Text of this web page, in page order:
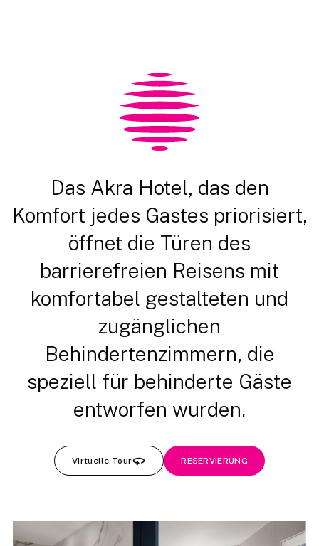
Das Akra Hotel, das den
Komfort jedes Gastes priorisiert,
öffnet die Türen des
barrierefreien Reisens mit
komfortabel gestalteten und
zugänglichen
Behindertenzimmern, die
speziell für behinderte Gäste
entworfen wurden.
Virtuelle Tour RESERVIERUNG